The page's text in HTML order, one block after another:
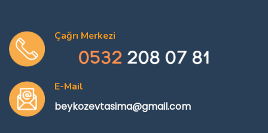
Çağrı Merkezi
E-Mail
beykozevtasima@gmail.com